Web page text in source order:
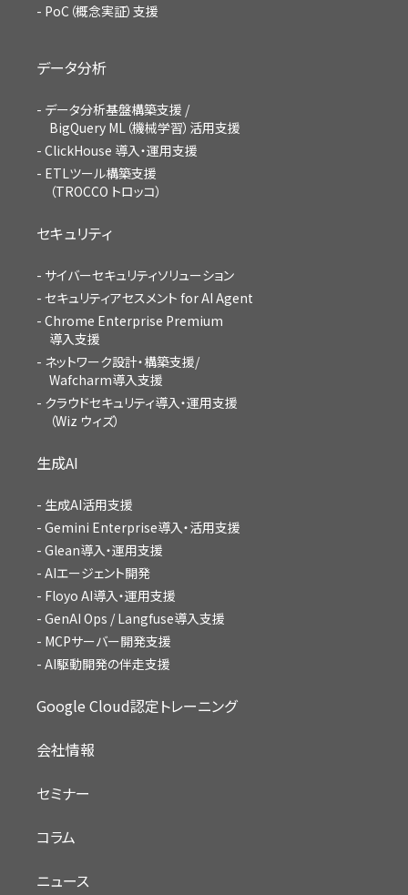
PoC（概念実証）支援
データ分析
データ分析基盤構築支援 /
BigQuery ML（機械学習）活用支援
ClickHouse 導入・運用支援
ETLツール構築支援
（TROCCO トロッコ）
セキュリティ
サイバーセキュリティソリューション
セキュリティアセスメント for AI Agent
Chrome Enterprise Premium
導入支援
ネットワーク設計・構築支援/
Wafcharm導入支援
クラウドセキュリティ導入・運用支援
（Wiz ウィズ）
生成AI
生成AI活用支援
Gemini Enterprise導入・活用支援
Glean導入・運用支援
AIエージェント開発
Floyo AI導入・運用支援
GenAI Ops / Langfuse導入支援
MCPサーバー開発支援
AI駆動開発の伴走支援
Google Cloud認定トレーニング
会社情報
セミナー
コラム
ニュース